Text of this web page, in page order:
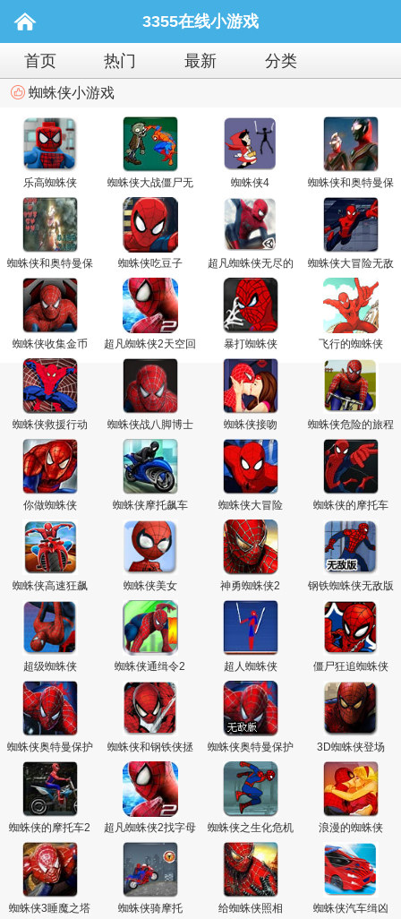
主
3355在线小游戏
首页 热门 最新 分类
蜘蛛侠小游戏
乐高蜘蛛侠
蜘蛛侠大战僵尸无
敌版
蜘蛛侠4
蜘蛛侠和奥特曼保
护地球无敌版
蜘蛛侠和奥特曼保
护地球
蜘蛛侠吃豆子
超凡蜘蛛侠无尽的
飞翔
蜘蛛侠大冒险无敌
版
蜘蛛侠收集金币
超凡蜘蛛侠2天空回
荡
暴打蜘蛛侠 飞行的蜘蛛侠
蜘蛛侠救援行动 蜘蛛侠战八脚博士 蜘蛛侠接吻 蜘蛛侠危险的旅程
你做蜘蛛侠 蜘蛛侠摩托飙车 蜘蛛侠大冒险 蜘蛛侠的摩托车
蜘蛛侠高速狂飙 蜘蛛侠美女 神勇蜘蛛侠2 钢铁蜘蛛侠无敌版
超级蜘蛛侠 蜘蛛侠通缉令2 超人蜘蛛侠 僵尸狂追蜘蛛侠
蜘蛛侠奥特曼保护
地球
蜘蛛侠和钢铁侠拯
救城市2
蜘蛛侠奥特曼保护
地球无敌版
3D蜘蛛侠登场
蜘蛛侠的摩托车2 超凡蜘蛛侠2找字母 蜘蛛侠之生化危机 浪漫的蜘蛛侠
蜘蛛侠3睡魔之塔 蜘蛛侠骑摩托 给蜘蛛侠照相 蜘蛛侠汽车缉凶